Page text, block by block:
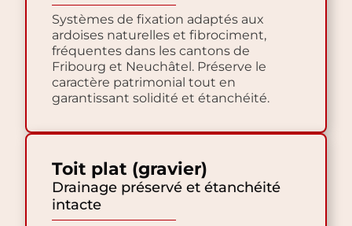
Systèmes de fixation adaptés aux
ardoises naturelles et fibrociment,
fréquentes dans les cantons de
Fribourg et Neuchâtel. Préserve le
caractère patrimonial tout en
garantissant solidité et étanchéité.
Toit plat (gravier)
Drainage préservé et étanchéité
intacte